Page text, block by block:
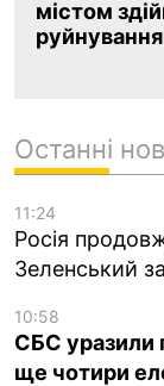
містом
руйнування
Останні
11:24
Росія
Зеленський
10:58
СБС уразили
ще чотири